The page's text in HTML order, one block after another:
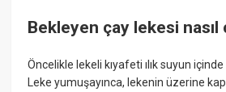
Bekleyen çay lekesi nasıl
Öncelikle lekeli kıyafeti ılık suyun
Leke yumuşayınca, lekenin üzerine